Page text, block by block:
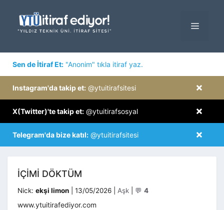
MENÜ
Sen de İtiraf Et: "Anonim" tıkla itiraf yaz.
×
Instagram'da takip et: @ytuitirafsitesi
×
X(Twitter)'te takip et: @ytuitirafsosyal
×
Telegram'da bize katıl: @ytuitirafsitesi
IÇIMI DÖKTÜM
Nick: ekşi limon 13/05/2026 Kategoriler
Aşk 💬 4
www.ytuitirafediyor.com